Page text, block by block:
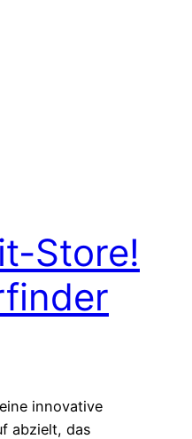
Store!
innovative
abzielt, das